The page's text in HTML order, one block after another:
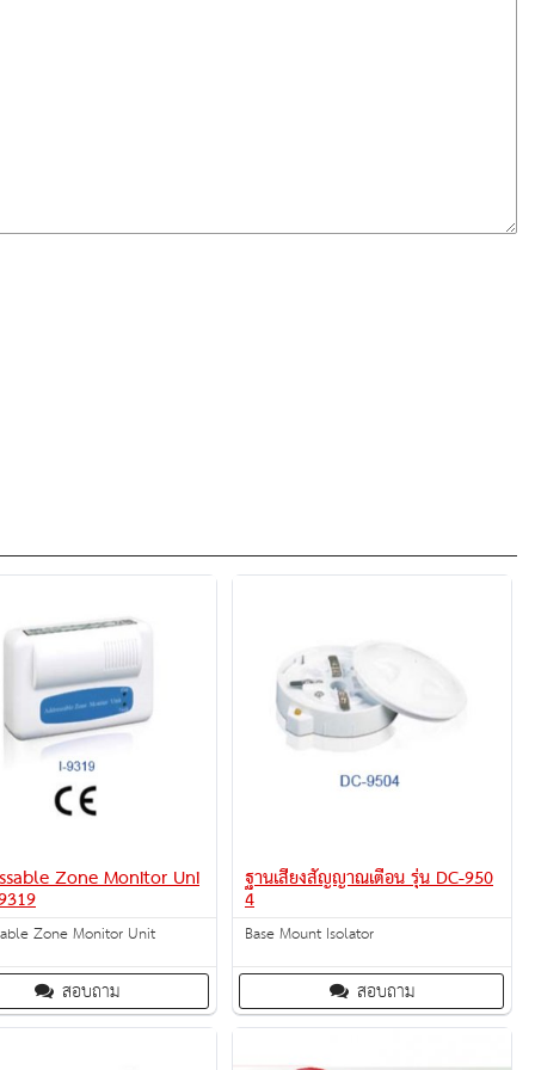
Zone Monitor Uni
Zone Monitor Unit
สอบถาม
ฐานเสียงสัญญาณเตือน รุ่น DC-950
4
Base Mount Isolator
สอบถาม